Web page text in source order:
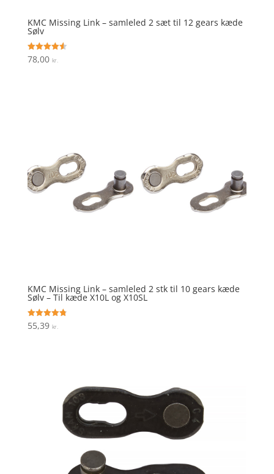
KMC Missing Link – samleled 2 sæt til 12 gears kæde
Sølv
Vurderet
4.6
78,00 kr.
KMC Missing Link – samleled 2 stk til 10 gears kæde
Sølv – Til kæde X10L og X10SL
Vurderet
4.8
55,39 kr.